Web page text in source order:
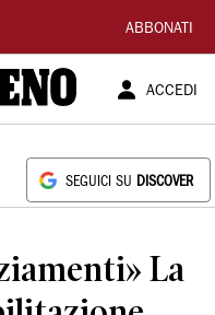
ABBONATI
ACCEDI
SEGUICI SU DISCOVER
La